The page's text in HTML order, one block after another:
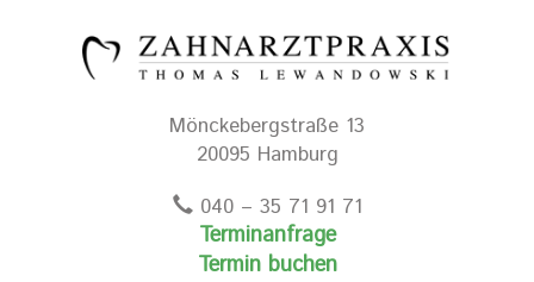
Mönckebergstraße 13
20095 Hamburg
040 – 35 71 91 71
Terminanfrage
Termin buchen